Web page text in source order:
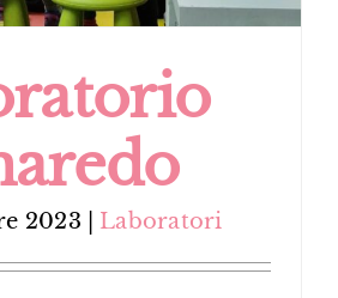
2023 Laboratori